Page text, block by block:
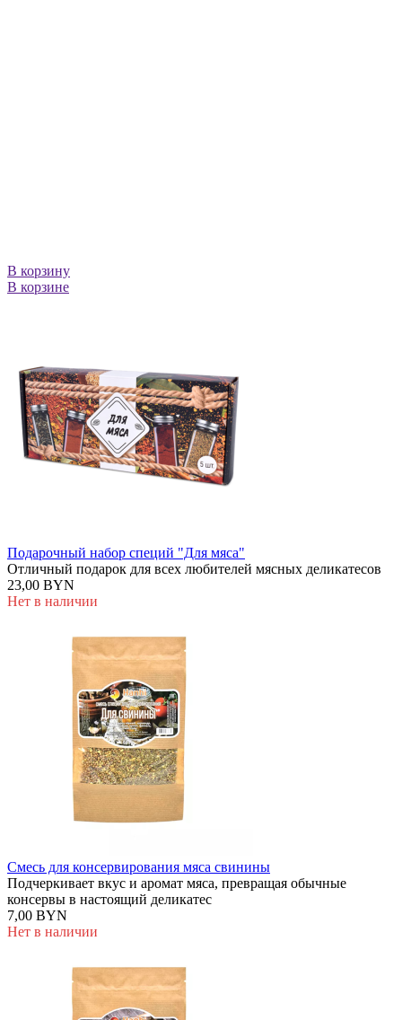
В корзину
В корзине
Подарочный набор специй "Для мяса"
Отличный подарок для всех любителей мясных деликатесов
23,00 BYN
Нет в наличии
Смесь для консервирования мяса свинины
Подчеркивает вкус и аромат мяса, превращая обычные
консервы в настоящий деликатес
7,00 BYN
Нет в наличии